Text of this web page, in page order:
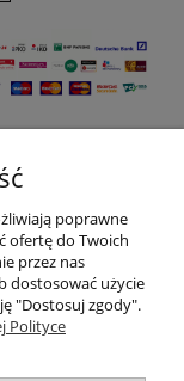
poprawne
ofertę do Twoich
przez nas
dostosować użycie
"Dostosuj zgody".
Polityce